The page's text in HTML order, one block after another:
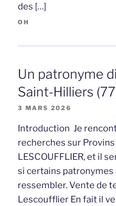
des […]
OH
Un patronyme
Saint-Hilliers
3 MARS 2026
Introduction Je
recherches sur
LESCOUFFLIER, et il
si certains
ressembler. Vente de
Lescoufflier En fait il